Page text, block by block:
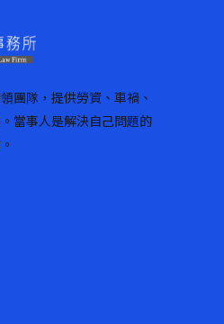
團隊，提供勞資、車禍、
當事人是解決自己問題的